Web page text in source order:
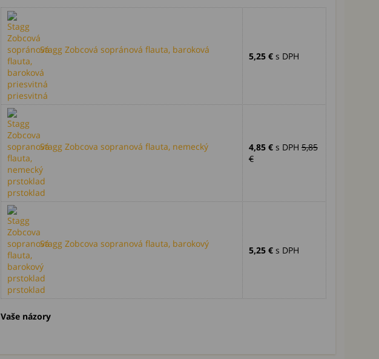
Stagg Zobcová sopránová flauta, baroková
priesvitná
5,25 € s DPH
Stagg Zobcova sopranová flauta, nemecký
prstoklad
4,85 € s DPH 5,85
€
Stagg Zobcova sopranová flauta, barokový
prstoklad
5,25 € s DPH
Vaše názory